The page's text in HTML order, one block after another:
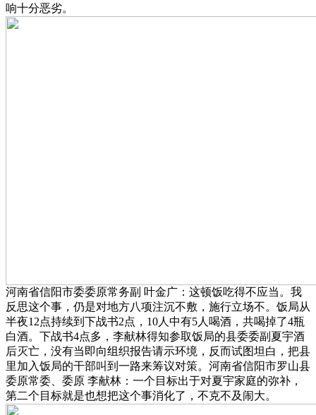
响十分恶劣。
河南省信阳市委委原常务副 叶金广：这顿饭吃得不应当。我
反思这个事，仍是对地方八项注沉不敷，施行立场不。饭局从
半夜12点持续到下战书2点，10人中有5人喝酒，共喝掉了4瓶
白酒。下战书4点多，李献林得知参取饭局的县委委副夏宇酒
后灭亡，没有当即向组织报告请示环境，反而试图坦白，把县
里加入饭局的干部叫到一路来筹议对策。河南省信阳市罗山县
委原常委、委原 李献林：一个目标出于对夏宇家庭的弥补，
第二个目标就是也想把这个事消化了，不克不及闹大。